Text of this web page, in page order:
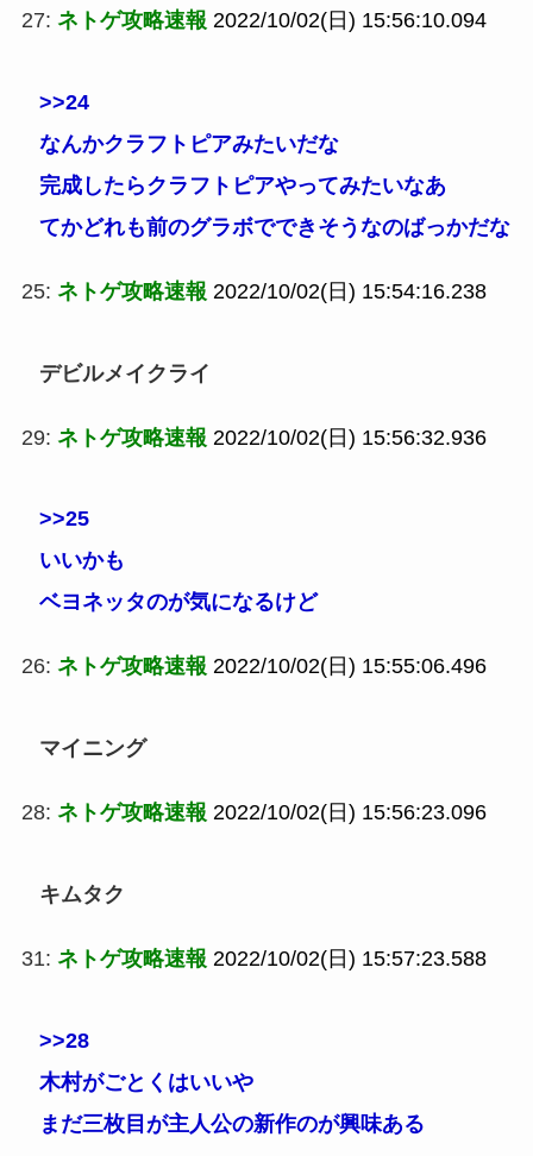
27: ネトゲ攻略速報 2022/10/02(日) 15:56:10.094
>>24
なんかクラフトピアみたいだな
完成したらクラフトピアやってみたいなあ
てかどれも前のグラボでできそうなのばっかだな
25: ネトゲ攻略速報 2022/10/02(日) 15:54:16.238
デビルメイクライ
29: ネトゲ攻略速報 2022/10/02(日) 15:56:32.936
>>25
いいかも
ベヨネッタのが気になるけど
26: ネトゲ攻略速報 2022/10/02(日) 15:55:06.496
マイニング
28: ネトゲ攻略速報 2022/10/02(日) 15:56:23.096
キムタク
31: ネトゲ攻略速報 2022/10/02(日) 15:57:23.588
>>28
木村がごとくはいいや
まだ三枚目が主人公の新作のが興味ある